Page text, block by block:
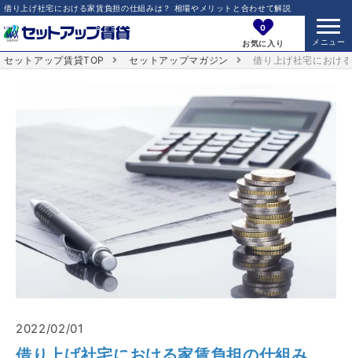
借り上げ社宅における家賃負担の仕組みは？ 相場やメリットと合わせて解説
0
お気に入り
セットアップ賃貸TOP セットアップマガジン 借り上げ社宅におけ
2022/02/01